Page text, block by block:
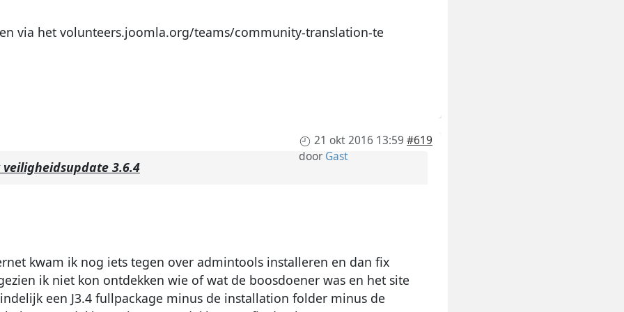
via het volunteers.joomla.org/teams/community-translation-te
21 okt 2016 13:59 #619
doorGast
3.6.4
kwam ik nog iets tegen over admintools installeren en dan fix
ik niet kon ontdekken wie of wat de boosdoener was en het site
een J3.4 fullpackage minus de installation folder minus de